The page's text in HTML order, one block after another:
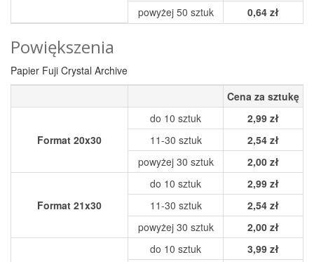
powyżej 50 sztuk
0,64 zł
Powiększenia
Papier Fuji Crystal Archive
Cena za sztukę
Format 20x30
do 10 sztuk
2,99 zł
11-30 sztuk
2,54 zł
powyżej 30 sztuk
2,00 zł
Format 21x30
do 10 sztuk
2,99 zł
11-30 sztuk
2,54 zł
powyżej 30 sztuk
2,00 zł
do 10 sztuk
3,99 zł